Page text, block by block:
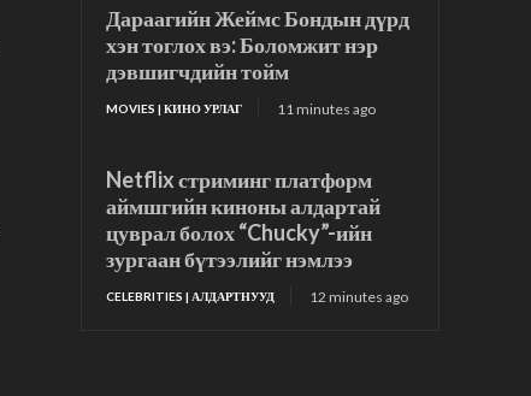
Дараагийн Жеймс Бондын дүрд
хэн тоглох вэ: Боломжит нэр
дэвшигчдийн тойм
MOVIES | КИНО УРЛАГ 11 minutes ago
Netflix стриминг платформ
аймшгийн киноны алдартай
цуврал болох “Chucky”-ийн
зургаан бүтээлийг нэмлээ
CELEBRITIES | АЛДАРТНУУД 12 minutes ago